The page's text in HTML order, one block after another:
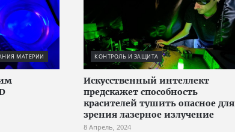
МАТЕРИИ КОНТРОЛЬ И ЗАЩИТА
Искусственный интеллект
предскажет способность
красителей тушить опасное для
зрения лазерное излучение
8 Апрель, 2024